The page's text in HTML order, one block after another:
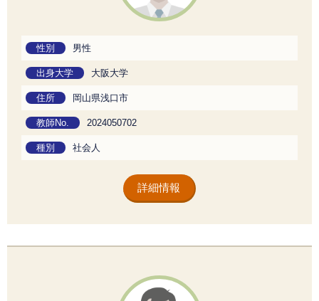
性別 男性
出身大学 大阪大学
住所 岡山県浅口市
教師No. 2024050702
種別 社会人
詳細情報